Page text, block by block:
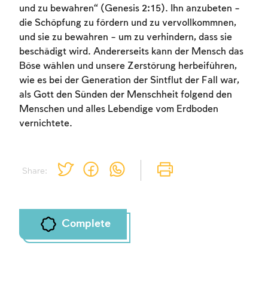
Share:
und zu bewahren“ (Genesis 2:15). Ihn anzubeten –
die Schöpfung zu fördern und zu vervollkommnen,
und sie zu bewahren – um zu verhindern, dass sie
beschädigt wird. Andererseits kann der Mensch das
Böse wählen und unsere Zerstörung herbeiführen,
wie es bei der Generation der Sintflut der Fall war,
als Gott den Sünden der Menschheit folgend den
Menschen und alles Lebendige vom Erdboden
vernichtete.
Complete